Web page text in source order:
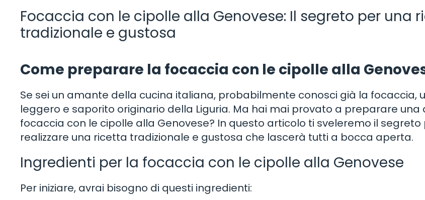
Focaccia con le cipolle alla Genovese: Il segreto per una
tradizionale e gustosa
Come preparare la focaccia con le cipolle alla
Se sei un amante della cucina italiana, probabilmente conosci già la focaccia,
leggero e saporito originario della Liguria. Ma hai mai provato a preparare una
focaccia con le cipolle alla Genovese? In questo articolo ti sveleremo il segreto
realizzare una ricetta tradizionale e gustosa che lascerà tutti a bocca aperta.
Ingredienti per la focaccia con le cipolle alla Genovese
Per iniziare, avrai bisogno di questi ingredienti: